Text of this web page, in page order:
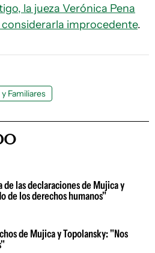
la jueza Verónica Pena
improcedente.
Familiares
de las declaraciones de Mujica y
de los derechos humanos"
de Mujica y Topolansky: "Nos